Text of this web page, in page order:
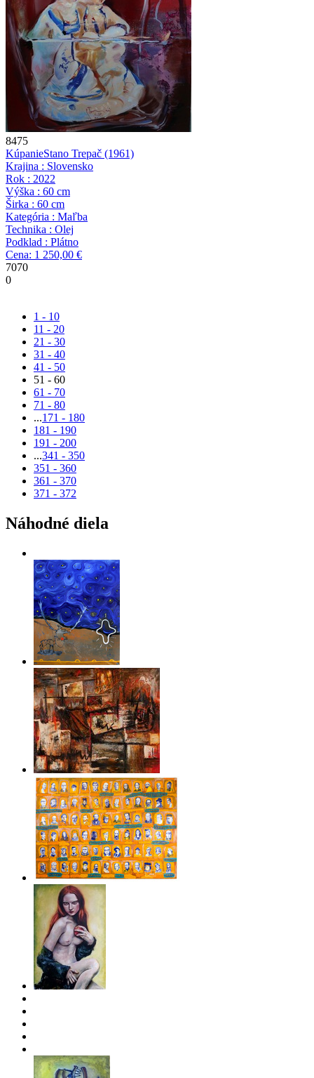
8475
KúpanieStano Trepač (1961)
Krajina : Slovensko
Rok : 2022
Výška : 60 cm
Širka : 60 cm
Kategória : Maľba
Technika : Olej
Podklad : Plátno
Cena: 1 250,00 €
7070
0
1 - 10
11 - 20
21 - 30
31 - 40
41 - 50
51 - 60
61 - 70
71 - 80
...171 - 180
181 - 190
191 - 200
...341 - 350
351 - 360
361 - 370
371 - 372
Náhodné diela